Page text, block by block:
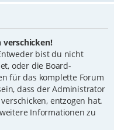
verschicken!
bist du nicht
oder die Board-
für das komplette Forum
dass der Administrator
entzogen hat.
Informationen zu